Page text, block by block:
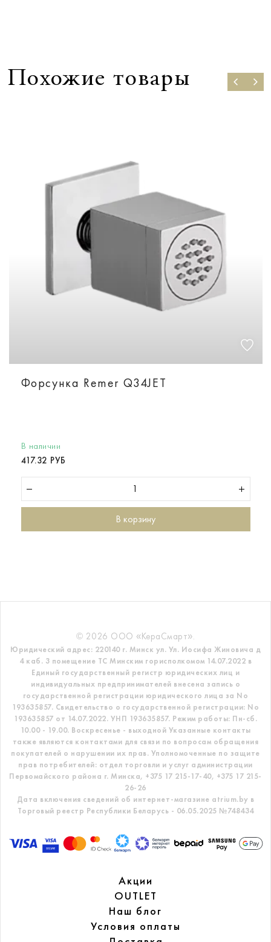
Похожие товары
Форсунка Remer Q34JET
В наличии
417.32 РУБ
В корзину
© 2026 ООО «КераСмарт».
Юридический адрес: 220140 г. Минск ул. Ул. Иосифа Жиновича д
4 каб. 3 помещение ТС Минским горисполкомом 14.07.2022 в
Единый государственный регистр юридических лиц и
индивидуальных предпринимателей внесена запись о
государственной регистрации юридического лица за No
193635857. Свидетельство о государственной регистрации: No
193635857 от 14.07.2022. УНП 193635857. Режим работы: Пн-сб.
10.00 - 19.00. Воскресенье - выходной Указанные контакты
также являются контактами для связи по вопросам обращения
покупателей о нарушении их прав. Уполномоченные по защите
прав потребителей: отдел торговли и услуг администрации
Первомайского района г. Минска, +375 17 215-17-40, +375 17 215-
26-26
Дата включения сведений об интернет-магазине atrium.by в
Торговый реестр Республики Беларусь - 06.05.2025 №748434
Акции
OUTLET
Наш блог
Условия оплаты